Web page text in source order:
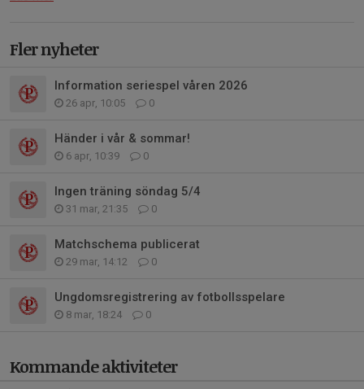
Fler nyheter
Information seriespel våren 2026
26 apr, 10:05 0
Händer i vår & sommar!
6 apr, 10:39 0
Ingen träning söndag 5/4
31 mar, 21:35 0
Matchschema publicerat
29 mar, 14:12 0
Ungdomsregistrering av fotbollsspelare
8 mar, 18:24 0
Kommande aktiviteter